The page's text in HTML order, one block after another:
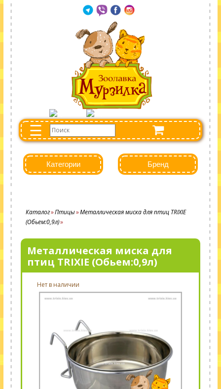
☰
Категории Бренд
Каталог Птицы Металлическая миска для птиц TRIXIE
(Обьем:0,9л)
Металлическая миска для
птиц TRIXIE (Обьем:0,9л)
Нет в наличии